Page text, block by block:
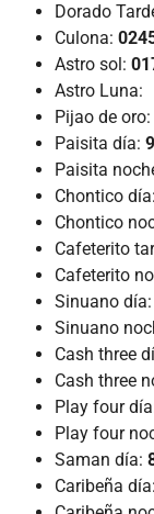
Dorado
Culona:
Astro sol:
Astro Luna:
Pijao de oro:
Paisita día:
Paisita
Chontico día:
Chontico
Cafeterito
Cafeterito
Sinuano día:
Sinuano
Cash three
Cash three
Play four
Play four
Saman día:
Caribeña día: